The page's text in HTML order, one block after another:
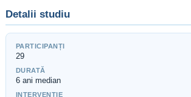
Detalii studiu
PARTICIPANȚI
29
DURATĂ
6 ani median
INTERVENȚIE